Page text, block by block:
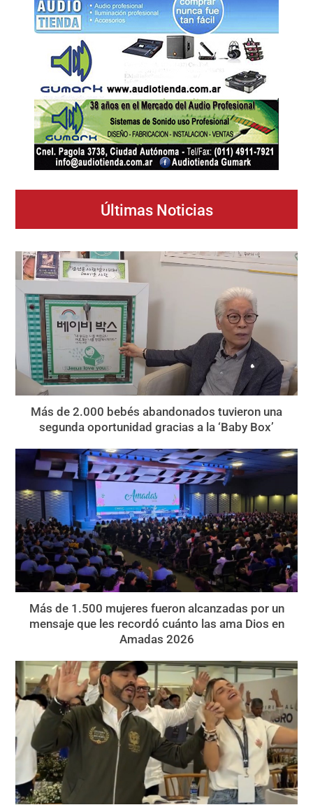
Últimas Noticias
Más de 2.000 bebés abandonados tuvieron una
segunda oportunidad gracias a la ‘Baby Box’
Más de 1.500 mujeres fueron alcanzadas por un
mensaje que les recordó cuánto las ama Dios en
Amadas 2026